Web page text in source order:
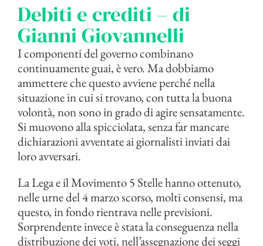
Debiti e crediti – di
Gianni Giovannelli
I componenti del governo combinano
continuamente guai, è vero. Ma dobbiamo
ammettere che questo avviene perché nella
situazione in cui si trovano, con tutta la buona
volontà, non sono in grado di agire sensatamente.
Si muovono alla spicciolata, senza far mancare
dichiarazioni avventate ai giornalisti inviati dai
loro avversari.
La Lega e il Movimento 5 Stelle hanno ottenuto,
nelle urne del 4 marzo scorso, molti consensi, ma
questo, in fondo rientrava nelle previsioni.
Sorprendente invece è stata la conseguenza nella
distribuzione dei voti, nell’assegnazione dei seggi